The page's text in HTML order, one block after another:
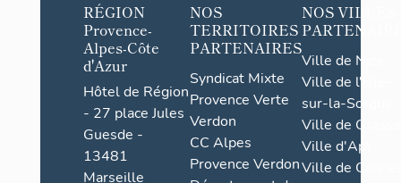
RÉGION
Provence-
Alpes-Côte
d'Azur
Hôtel de Région
- 27 place Jules
Guesde -
13481
Marseille
NOS
TERRITOIRES
PARTENAIRES
Syndicat Mixte
Provence Verte
Verdon
CC Alpes
Provence Verdon
NOS VILLES
Ville de Nice
Ville de l'Isle-
sur-la-Sorgue
Ville de Grasse
Ville d'Apt
Ville de